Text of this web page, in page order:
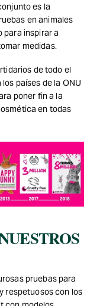
es la
en animales
para inspirar a
medidas.
de todo el
países de la ONU
poner fin a la
en todas
pruebas para
respetuosos con los